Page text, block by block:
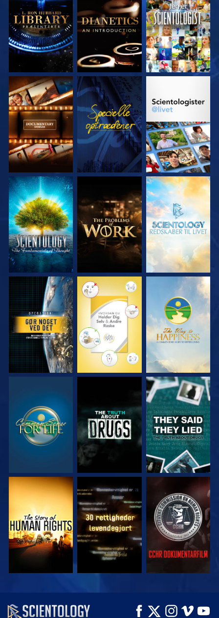
UDFORSK SERIEN UDFORSK SERIEN SE
UDFORSK SERIEN SE UDFORSK SERIEN
UDFORSK SERIEN UDFORSK SERIEN UDFORSK SERIEN
SE SE SE
SE SE
SE SE SE
SE UDFORSK SERIEN